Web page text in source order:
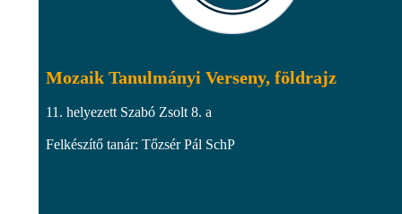
Mozaik Tanulmányi Verseny, földrajz
11. helyezett Szabó Zsolt 8. a
Felkészítő tanár: Tőzsér Pál SchP